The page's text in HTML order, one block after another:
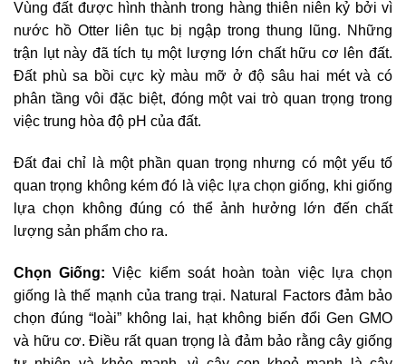
Vùng đất được hình thành trong hàng thiên niên kỷ bởi vì
nước hồ Otter liên tục bị ngập trong thung lũng. Những
trận lụt này đã tích tụ một lượng lớn chất hữu cơ lên đất.
Đất phù sa bồi cực kỳ màu mỡ ở độ sâu hai mét và có
phân tầng vôi đặc biệt, đóng một vai trò quan trọng trong
việc trung hòa độ pH của đất.
Đất đai chỉ là một phần quan trọng nhưng có một yếu tố
quan trọng không kém đó là việc lựa chọn giống, khi giống
lựa chọn không đúng có thể ảnh hưởng lớn đến chất
lượng sản phẩm cho ra.
Chọn Giống: Việc kiểm soát hoàn toàn việc lựa chọn
giống là thế mạnh của trang trại. Natural Factors đảm bảo
chọn đúng “loài” không lai, hạt không biến đổi Gen GMO
và hữu cơ. Điều rất quan trọng là đảm bảo rằng cây giống